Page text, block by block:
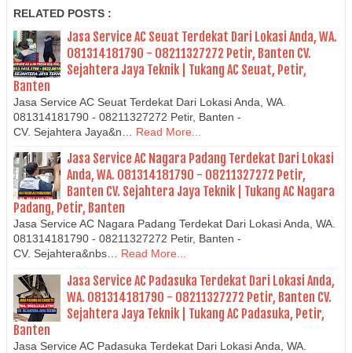
RELATED POSTS :
Jasa Service AC Seuat Terdekat Dari Lokasi Anda, WA.
081314181790 - 08211327272 Petir, Banten CV.
Sejahtera Jaya Teknik | Tukang AC Seuat, Petir,
Banten
Jasa Service AC Seuat Terdekat Dari Lokasi Anda, WA.
081314181790 - 08211327272 Petir, Banten -
CV. Sejahtera Jaya&n…
Read More...
Jasa Service AC Nagara Padang Terdekat Dari Lokasi
Anda, WA. 081314181790 - 08211327272 Petir,
Banten CV. Sejahtera Jaya Teknik | Tukang AC Nagara
Padang, Petir, Banten
Jasa Service AC Nagara Padang Terdekat Dari Lokasi Anda, WA.
081314181790 - 08211327272 Petir, Banten -
CV. Sejahtera&nbs…
Read More...
Jasa Service AC Padasuka Terdekat Dari Lokasi Anda,
WA. 081314181790 - 08211327272 Petir, Banten CV.
Sejahtera Jaya Teknik | Tukang AC Padasuka, Petir,
Banten
Jasa Service AC Padasuka Terdekat Dari Lokasi Anda, WA.